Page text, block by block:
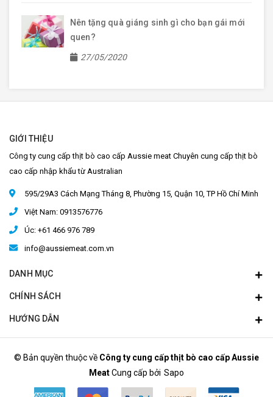
Nên tặng quà giáng sinh gì cho bạn gái mới
quen?
27/05/2020
GIỚI THIỆU
Công ty cung cấp thịt bò cao cấp Aussie meat Chuyên cung cấp thịt bò
cao cấp nhập khẩu từ Australian
595/29A3 Cách Mạng Tháng 8, Phường 15, Quận 10, TP Hồ Chí Minh
Việt Nam: 0913576776
Úc: +61 466 976 789
info@aussiemeat.com.vn
DANH MỤC
CHÍNH SÁCH
HƯỚNG DẪN
© Bản quyền thuộc về Công ty cung cấp thịt bò cao cấp Aussie
MeatCung cấp bởi Sapo